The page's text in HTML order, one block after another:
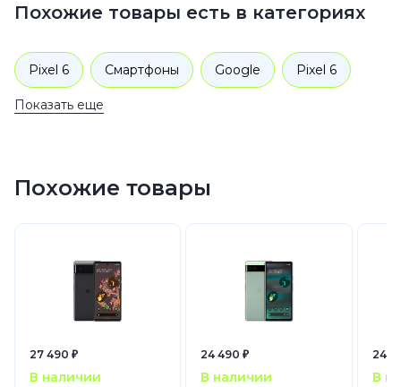
Похожие товары есть в категориях
Pixel 6 Смартфоны Google Pixel 6
Показать еще
Похожие товары
27 490 ₽
В наличии
24 490 ₽
В наличии
24
В